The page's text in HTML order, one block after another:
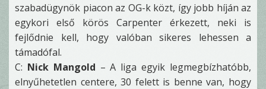
szabadügynök piacon az OG-k közt, így jobb híján az
egykori első körös Carpenter érkezett, neki is
fejlődnie kell, hogy valóban sikeres lehessen a
támadófal.
C: Nick Mangold – A liga egyik legmegbízhatóbb,
elnyűhetetlen centere, 30 felett is benne van, hogy